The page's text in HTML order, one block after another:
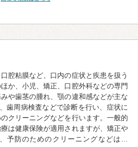
腔粘膜など、口内の症状と疾患を扱う
か、小児、矯正、口腔外科などの専門
や歯茎の腫れ、顎の違和感などが主な
歯周病検査などで診断を行い、症状に
クリーニングなどを行います。一般的
は健康保険が適用されますが、矯正や
予防のためのクリーニングなどは…